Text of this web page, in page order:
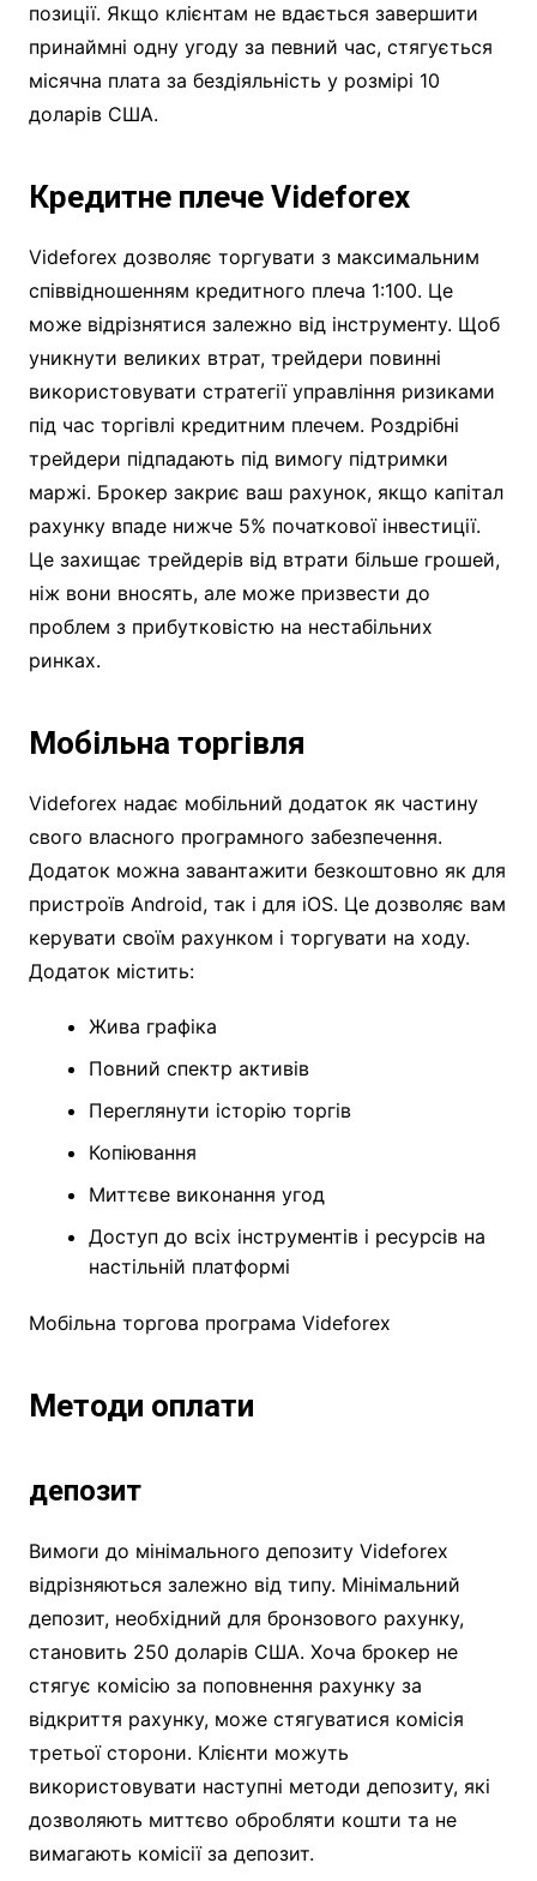
позиції. Якщо клієнтам не вдається завершити
принаймні одну угоду за певний час, стягується
місячна плата за бездіяльність у розмірі 10
доларів США.
Кредитне плече Videforex
Videforex дозволяє торгувати з максимальним
співвідношенням кредитного плеча 1:100. Це
може відрізнятися залежно від інструменту. Щоб
уникнути великих втрат, трейдери повинні
використовувати стратегії управління ризиками
під час торгівлі кредитним плечем. Роздрібні
трейдери підпадають під вимогу підтримки
маржі. Брокер закриє ваш рахунок, якщо капітал
рахунку впаде нижче 5% початкової інвестиції.
Це захищає трейдерів від втрати більше грошей,
ніж вони вносять, але може призвести до
проблем з прибутковістю на нестабільних
ринках.
Мобільна торгівля
Videforex надає мобільний додаток як частину
свого власного програмного забезпечення.
Додаток можна завантажити безкоштовно як для
пристроїв Android, так і для iOS. Це дозволяє вам
керувати своїм рахунком і торгувати на ходу.
Додаток містить:
Жива графіка
Повний спектр активів
Переглянути історію торгів
Копіювання
Миттєве виконання угод
Доступ до всіх інструментів і ресурсів на
настільній платформі
Мобільна торгова програма Videforex
Методи оплати
депозит
Вимоги до мінімального депозиту Videforex
відрізняються залежно від типу. Мінімальний
депозит, необхідний для бронзового рахунку,
становить 250 доларів США. Хоча брокер не
стягує комісію за поповнення рахунку за
відкриття рахунку, може стягуватися комісія
третьої сторони. Клієнти можуть
використовувати наступні методи депозиту, які
дозволяють миттєво обробляти кошти та не
вимагають комісії за депозит.